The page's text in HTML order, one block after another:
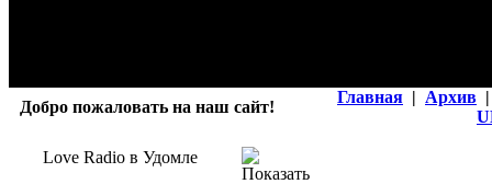
Добро пожаловать на наш сайт!
Главная | Архив |
Love Radio в Удомле